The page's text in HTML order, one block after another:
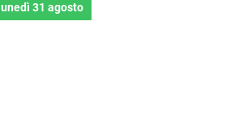
lunedì 31 agosto